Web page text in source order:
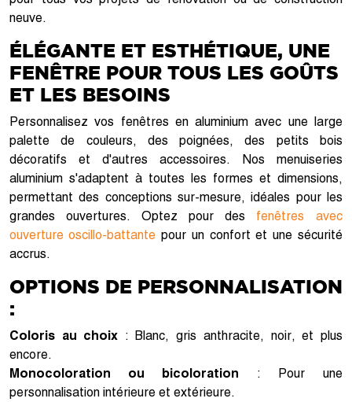
neuve.
ÉLÉGANTE ET ESTHÉTIQUE, UNE
FENÊTRE POUR TOUS LES GOÛTS
ET LES BESOINS
Personnalisez vos fenêtres en aluminium avec une large
palette de couleurs, des poignées, des petits bois
décoratifs et d'autres accessoires. Nos menuiseries
aluminium s'adaptent à toutes les formes et dimensions,
permettant des conceptions sur-mesure, idéales pour les
grandes ouvertures. Optez pour des fenêtres avec
ouverture oscillo-battante pour un confort et une sécurité
accrus.
OPTIONS DE PERSONNALISATION
:
Coloris au choix : Blanc, gris anthracite, noir, et plus
encore.
Monocoloration ou bicoloration : Pour une
personnalisation intérieure et extérieure.